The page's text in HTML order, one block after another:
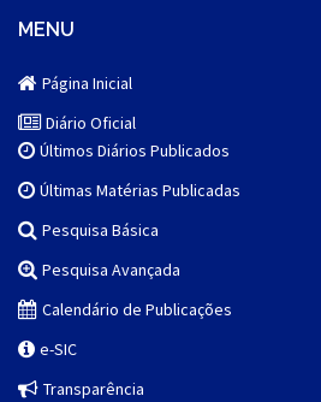
MENU
Página Inicial
Diário Oficial
Últimos Diários Publicados
Últimas Matérias Publicadas
Pesquisa Básica
Pesquisa Avançada
Calendário de Publicações
e-SIC
Transparência